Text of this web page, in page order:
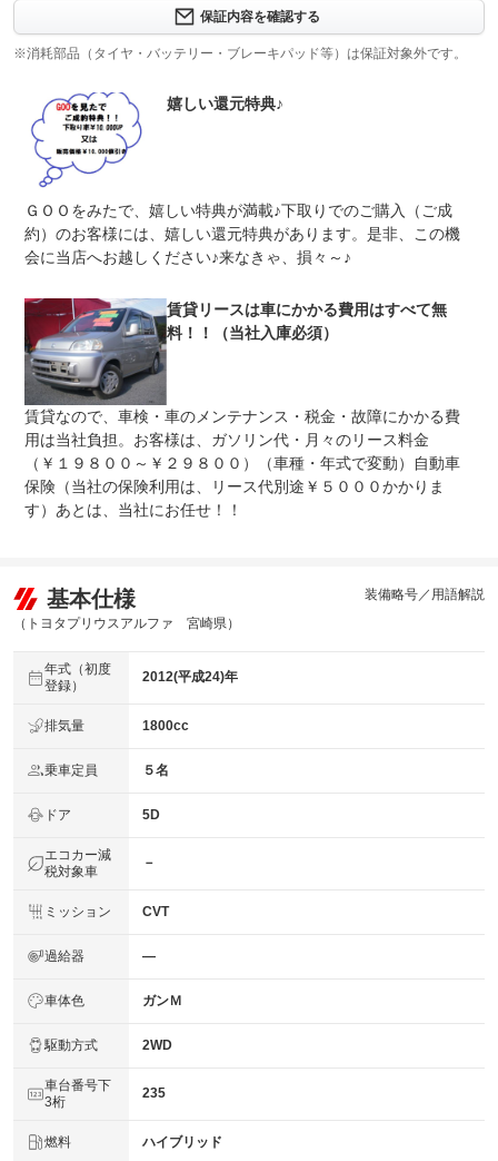
上限金額
免責金 無し
保証修理
受付先
-
法定整備
※車検なし・車検整備付の場合は法定24ヶ月点検整備付
※商用車は6ヶ月または12ヶ月点検整備付
法定整備
保証内容を確認する
※消耗部品（タイヤ・バッテリー・ブレーキパッド等）は保証対象外です。
嬉しい還元特典♪
ＧＯＯをみたで、嬉しい特典が満載♪下取りでのご購入（ご成
約）のお客様には、嬉しい還元特典があります。是非、この機
会に当店へお越しください♪来なきゃ、損々～♪
賃貸リースは車にかかる費用はすべて無
料！！（当社入庫必須）
賃貸なので、車検・車のメンテナンス・税金・故障にかかる費
用は当社負担。お客様は、ガソリン代・月々のリース料金
（￥１９８００～￥２９８００）（車種・年式で変動）自動車
保険（当社の保険利用は、リース代別途￥５０００かかりま
す）あとは、当社にお任せ！！
基本仕様
（トヨタプリウスアルファ 宮崎県）
装備略号／用語解説
年式（初度
登録）
2012(平成24)年
排気量 1800cc
乗車定員 ５名
ドア 5D
エコカー減
税対象車
－
ミッション CVT
過給器 ―
車体色 ガンＭ
駆動方式 2WD
車台番号下
3桁
235
燃料 ハイブリッド